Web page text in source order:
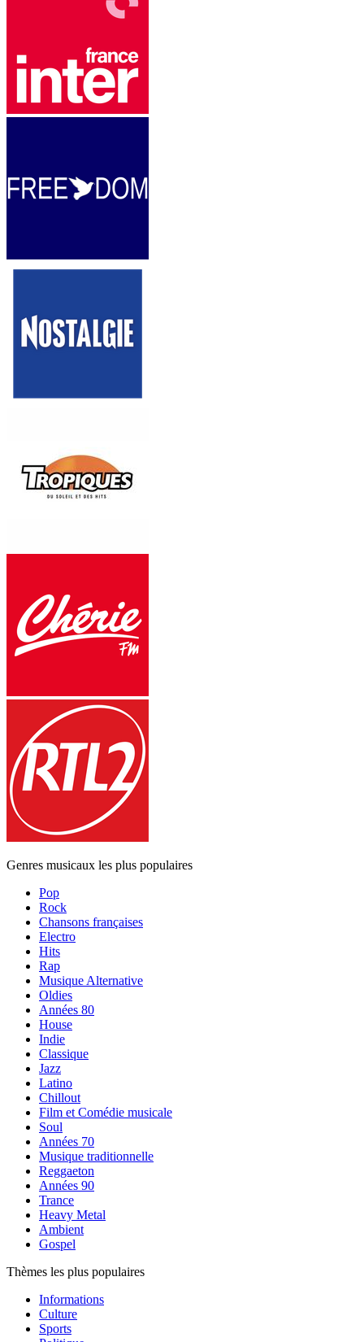
Genres musicaux les plus populaires
Pop
Rock
Chansons françaises
Electro
Hits
Rap
Musique Alternative
Oldies
Années 80
House
Indie
Classique
Jazz
Latino
Chillout
Film et Comédie musicale
Soul
Années 70
Musique traditionnelle
Reggaeton
Années 90
Trance
Heavy Metal
Ambient
Gospel
Thèmes les plus populaires
Informations
Culture
Sports